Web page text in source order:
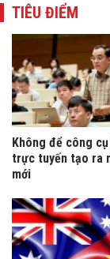
TIÊU ĐIỂM
Không để công
trực tuyến tạo ra
mới